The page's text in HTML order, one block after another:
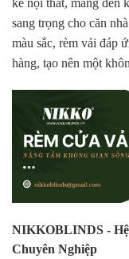
sang trọng cho căn
màu sắc, rèm vải đáp
hàng, tạo nên một
NIKKOBLINDS -
Chuyên Nghiệp